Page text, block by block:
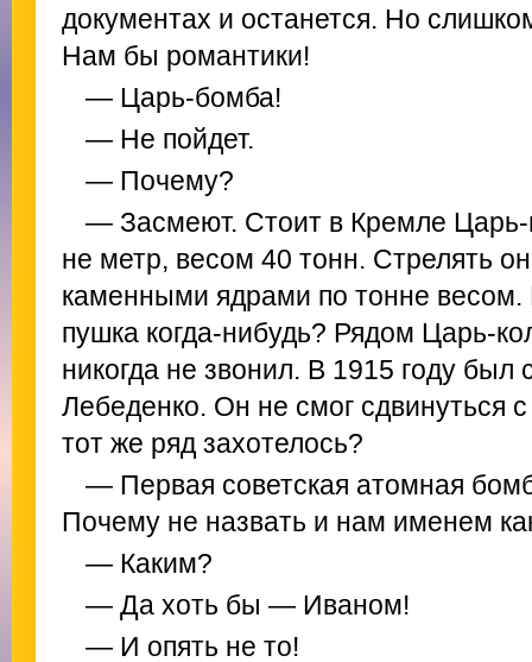
документах и останется. Но
Нам бы романтики!
— Царь-бомба!
— Не пойдет.
— Почему?
— Засмеют. Стоит в Кремле Царь-
не метр, весом 40 тонн. Стрелять
каменными ядрами по тонне весом.
пушка когда-нибудь? Рядом Царь-
никогда не звонил. В 1915 году был
Лебеденко. Он не смог сдвинуться
тот же ряд захотелось?
— Первая советская атомная
Почему не назвать и нам именем
— Каким?
— Да хоть бы — Иваном!
— И опять не то!